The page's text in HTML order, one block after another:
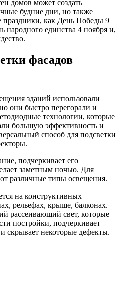
домов может создать
будние дни, но также
праздники, как День Победы 9
единства 4 ноября и,
фасадов
зданий использовали
они быстро перегорали и
технологии, которые
большую эффективность и
способ для подсветки
подчеркивает его
заметным ночью. Для
различные типы освещения.
на конструктивных
рельефах, крыше, балконах.
рассеивающий свет, которые
постройки, подчеркивает
скрывает некоторые дефекты.